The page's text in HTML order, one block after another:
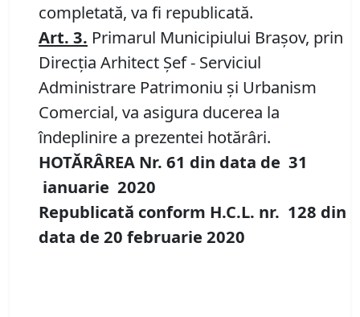
completată, va fi republicată.
Art. 3. Primarul Municipiului Braşov, prin
Direcția Arhitect Șef - Serviciul
Administrare Patrimoniu şi Urbanism
Comercial, va asigura ducerea la
îndeplinire a prezentei hotărâri.
HOTĂRÂREA Nr. 61 din data de 31
ianuarie 2020
Republicată conform H.C.L. nr. 128 din
data de 20 februarie 2020